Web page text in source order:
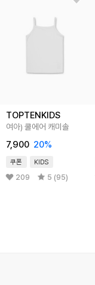
TOPTENKIDS
여아) 쿨에어 캐미솔
7,900 20%
쿠폰 KIDS
209 5 (95)